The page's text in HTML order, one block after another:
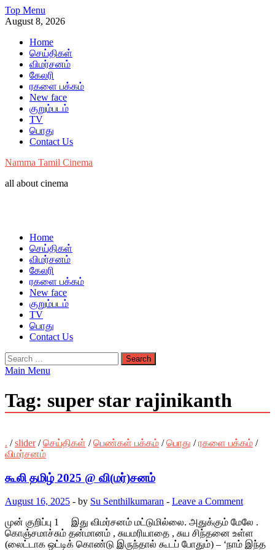
Skip
to
Top Menu
August 8, 2026
Home
செய்திகள்
விமர்சனம்
கேலரி
ரகளை பக்கம்
New face
குறும்படம்
TV
பொது
Contact Us
Namma Tamil Cinema
all about cinema
Home
செய்திகள்
விமர்சனம்
கேலரி
ரகளை பக்கம்
New face
குறும்படம்
TV
பொது
Contact Us
Search
for:
Main Menu
Tag: super star rajinikanth
. /slider/செய்திகள் /பெண்கள் பக்கம் /பொது /ரகளை பக்கம் /
விமர்சனம்
கூலி தமிழ் 2025 @ வி(மர்)சனம்
August 16, 2025 - by Su Senthilkumaran - Leave a Comment
முன் குறிப்பு 1 இது விமர்சனம் மட்டுமில்லை. அதுக்கும் மேலே .
கொஞ்சமாச்சும் தன்மானம் , சுயமரியாதை , சுய சிந்தனை உள்ள
(லைட்டாக ஒட்டிக் கொண்டு இருந்தால் கூடப் போதும்) – ‘நாம் இந்த